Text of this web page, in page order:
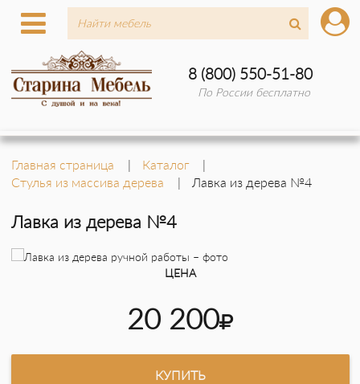
8 (800) 550-51-80
По России бесплатно
Главная страница
Каталог
Стулья из массива дерева
Лавка из дерева №4
Лавка из дерева №4
ЦЕНА
20 200
КУПИТЬ